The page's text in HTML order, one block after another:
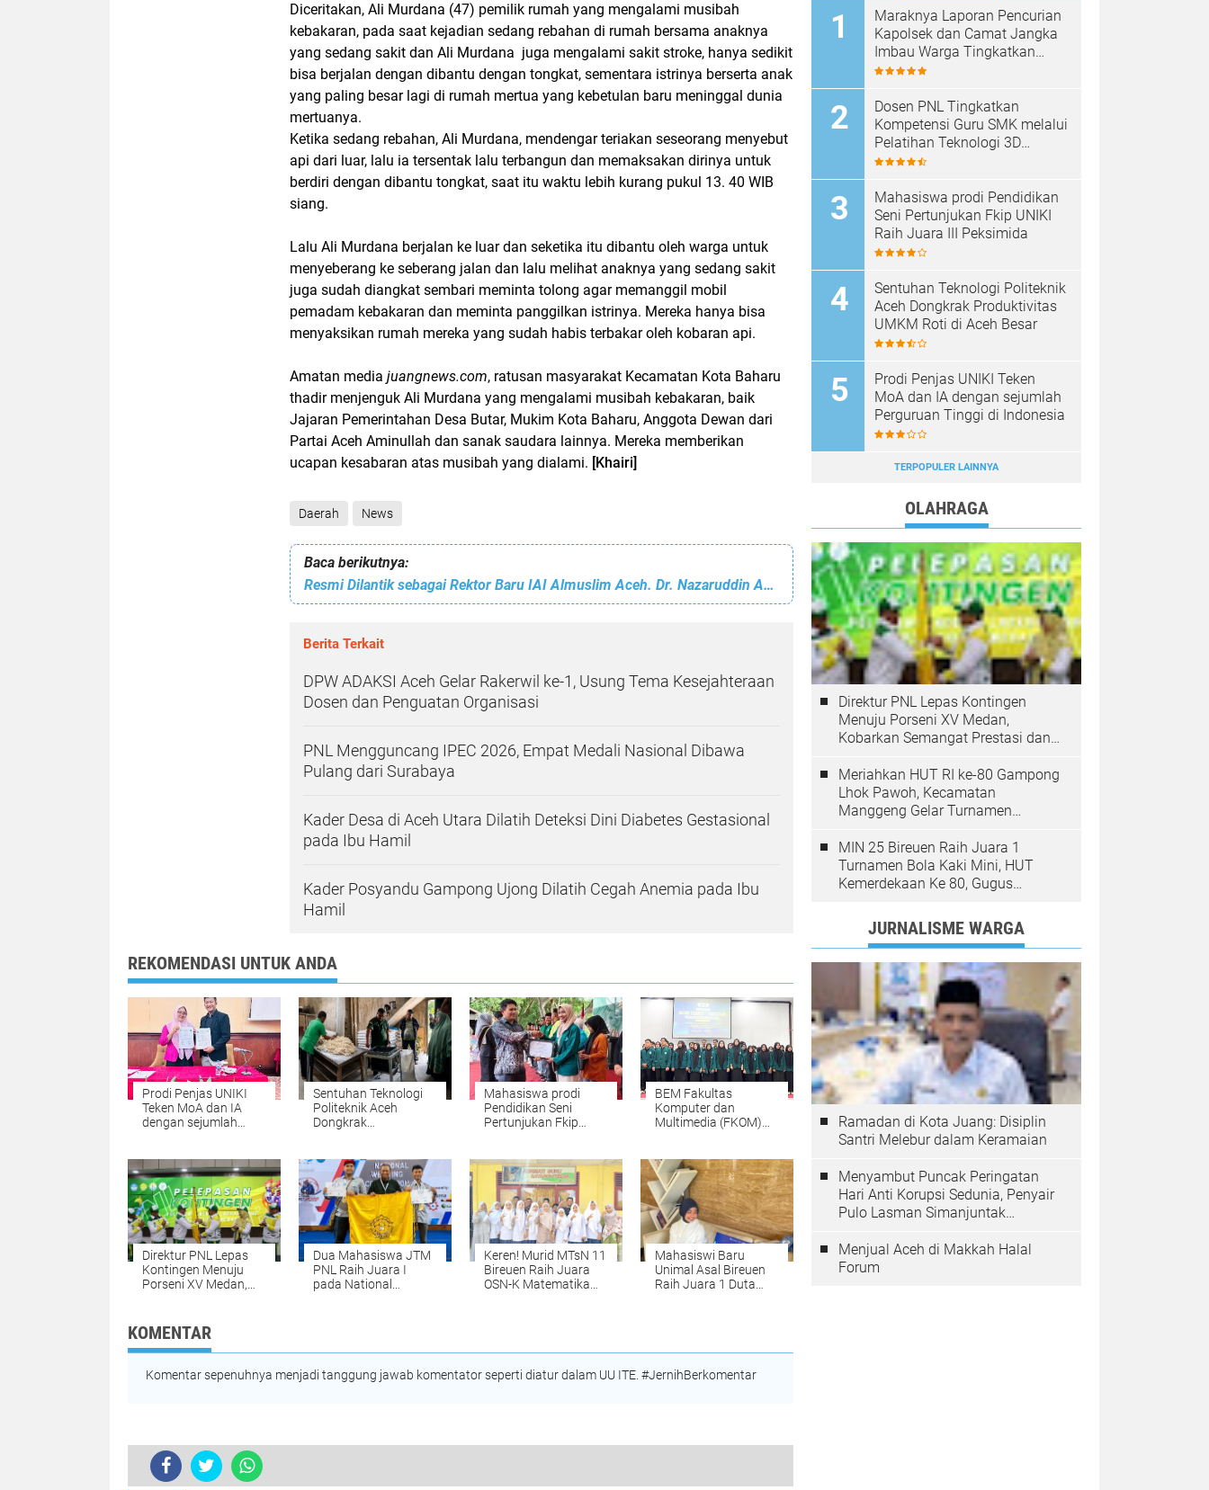
Diceritakan, Ali Murdana (47) pemilik rumah yang mengalami musibah
kebakaran, pada saat kejadian sedang rebahan di rumah bersama anaknya
yang sedang sakit dan Ali Murdana juga mengalami sakit stroke, hanya sedikit
bisa berjalan dengan dibantu dengan tongkat, sementara istrinya berserta anak
yang paling besar lagi di rumah mertua yang kebetulan baru meninggal dunia
mertuanya.
Ketika sedang rebahan, Ali Murdana, mendengar teriakan seseorang menyebut
api dari luar, lalu ia tersentak lalu terbangun dan memaksakan dirinya untuk
berdiri dengan dibantu tongkat, saat itu waktu lebih kurang pukul 13. 40 WIB
siang.
Lalu Ali Murdana berjalan ke luar dan seketika itu dibantu oleh warga untuk
menyeberang ke seberang jalan dan lalu melihat anaknya yang sedang sakit
juga sudah diangkat sembari meminta tolong agar memanggil mobil
pemadam kebakaran dan meminta panggilkan istrinya. Mereka hanya bisa
menyaksikan rumah mereka yang sudah habis terbakar oleh kobaran api.
Amatan media juangnews.com, ratusan masyarakat Kecamatan Kota Baharu
thadir menjenguk Ali Murdana yang mengalami musibah kebakaran, baik
Jajaran Pemerintahan Desa Butar, Mukim Kota Baharu, Anggota Dewan dari
Partai Aceh Aminullah dan sanak saudara lainnya. Mereka memberikan
ucapan kesabaran atas musibah yang dialami. [Khairi]
Daerah News
Baca berikutnya:
Resmi Dilantik sebagai Rektor Baru IAI Almuslim Aceh. Dr. Nazaruddin Abdullah, MA: Mari Kita Kompak
Berita Terkait
DPW ADAKSI Aceh Gelar Rakerwil ke-1, Usung Tema Kesejahteraan
Dosen dan Penguatan Organisasi
PNL Mengguncang IPEC 2026, Empat Medali Nasional Dibawa
Pulang dari Surabaya
Kader Desa di Aceh Utara Dilatih Deteksi Dini Diabetes Gestasional
pada Ibu Hamil
Kader Posyandu Gampong Ujong Dilatih Cegah Anemia pada Ibu
Hamil
REKOMENDASI UNTUK ANDA
Prodi Penjas UNIKI
Teken MoA dan IA
dengan sejumlah
Sentuhan Teknologi
Politeknik Aceh
Dongkrak
Mahasiswa prodi
Pendidikan Seni
Pertunjukan Fkip
BEM Fakultas
Komputer dan
Multimedia (FKOM)
Direktur PNL Lepas
Kontingen Menuju
Porseni XV Medan,
Sportivitas
Dua Mahasiswa JTM
PNL Raih Juara I
pada National
Keren! Murid MTsN 11
Bireuen Raih Juara
OSN-K Matematika
Mahasiswi Baru
Unimal Asal Bireuen
Raih Juara 1 Duta
KOMENTAR
Komentar sepenuhnya menjadi tanggung jawab komentator seperti diatur dalam UU ITE. #JernihBerkomentar
TERKINI
Maraknya Laporan Pencurian
Kapolsek dan Camat Jangka
Imbau Warga Tingkatkan
Kewaspadaan
Dosen PNL Tingkatkan
Kompetensi Guru SMK melalui
Pelatihan Teknologi 3D
Printing
Mahasiswa prodi Pendidikan
Seni Pertunjukan Fkip UNIKI
Raih Juara III Peksimida
Sentuhan Teknologi Politeknik
Aceh Dongkrak Produktivitas
UMKM Roti di Aceh Besar
Prodi Penjas UNIKI Teken
MoA dan IA dengan sejumlah
Perguruan Tinggi di Indonesia
TERPOPULER LAINNYA
OLAHRAGA
Direktur PNL Lepas Kontingen
Menuju Porseni XV Medan,
Kobarkan Semangat Prestasi dan
Meriahkan HUT RI ke-80 Gampong
Lhok Pawoh, Kecamatan
Manggeng Gelar Turnamen
MIN 25 Bireuen Raih Juara 1
Turnamen Bola Kaki Mini, HUT
Kemerdekaan Ke 80, Gugus
JURNALISME WARGA
Ramadan di Kota Juang: Disiplin
Santri Melebur dalam Keramaian
Menyambut Puncak Peringatan
Hari Anti Korupsi Sedunia, Penyair
Pulo Lasman Simanjuntak
Korupsi di Indonesia
Menjual Aceh di Makkah Halal
Forum